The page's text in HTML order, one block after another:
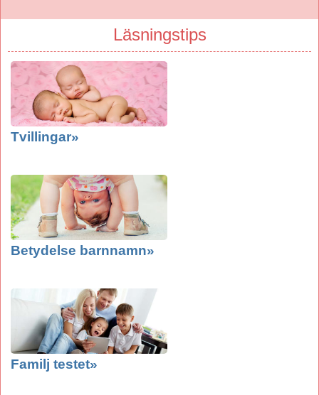
Läsningstips
Tvillingar»
Betydelse barnnamn»
Familj testet»